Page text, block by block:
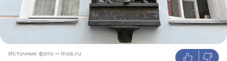
Источник фото — mos.ru